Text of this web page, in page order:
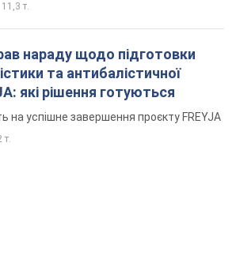
11,3 т.
нараду щодо підготовки
які рішення готуються
на успішне завершення проєкту FREYJA
т.